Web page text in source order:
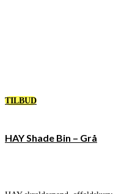
TILBUD
HAY Shade Bin – Grå